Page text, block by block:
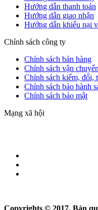
Hướng dẫn thanh toán
Hướng dẫn giao nhận
Hướng dẫn khiếu nại
Chính sách công ty
Chính sách bán hàng
Chính sách vận chuyển
Chính sách kiểm, đổi,
Chính sách bảo hành
Chính sách bảo mật
Mạng xã hội